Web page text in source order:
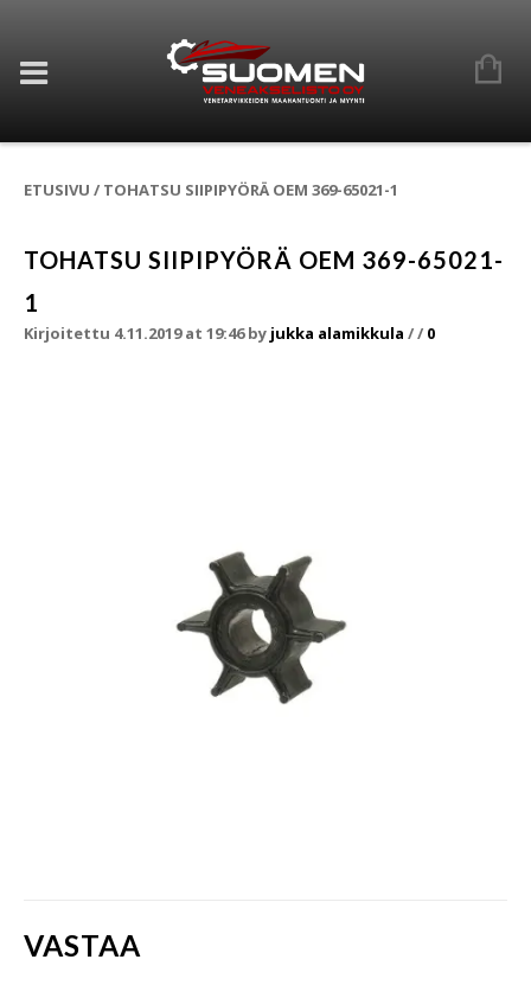
ETUSIVU / TOHATSU SIIPIPYÖRÄ OEM 369-65021-1
TOHATSU SIIPIPYÖRÄ OEM 369-65021-
1
Kirjoitettu 4.11.2019 at 19:46by jukka alamikkula // 0
VASTAA